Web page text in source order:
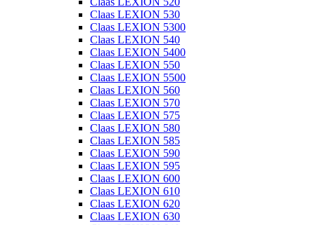
Claas LEXION 530
Claas LEXION 5300
Claas LEXION 540
Claas LEXION 5400
Claas LEXION 550
Claas LEXION 5500
Claas LEXION 560
Claas LEXION 570
Claas LEXION 575
Claas LEXION 580
Claas LEXION 585
Claas LEXION 590
Claas LEXION 595
Claas LEXION 600
Claas LEXION 610
Claas LEXION 620
Claas LEXION 630